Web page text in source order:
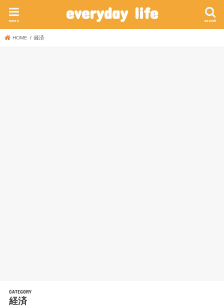
everyday life search
menu
HOME 経済
経済